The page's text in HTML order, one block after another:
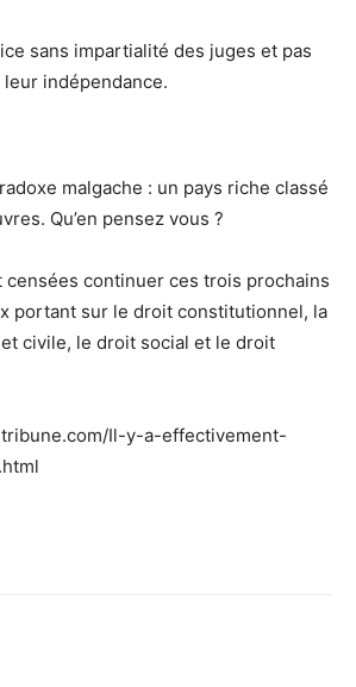
sans impartialité des juges et pas
leur indépendance.
malgache : un pays riche classé
Qu’en pensez vous ?
censées continuer ces trois prochains
portant sur le droit constitutionnel, la
civile, le droit social et le droit
Il-y-a-effectivement-